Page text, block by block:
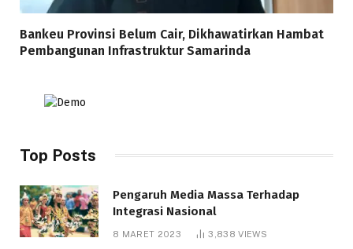
Bankeu Provinsi Belum Cair, Dikhawatirkan Hambat
Pembangunan Infrastruktur Samarinda
Top Posts
Pengaruh Media Massa Terhadap
Integrasi Nasional
8 MARET 2023 3,838VIEWS